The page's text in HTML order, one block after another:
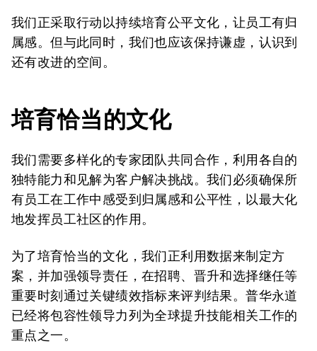
我们正采取行动以持续培育公平文化，让员工有归
属感。但与此同时，我们也应该保持谦虚，认识到
还有改进的空间。
培育恰当的文化
我们需要多样化的专家团队共同合作，利用各自的
独特能力和见解为客户解决挑战。我们必须确保所
有员工在工作中感受到归属感和公平性，以最大化
地发挥员工社区的作用。
为了培育恰当的文化，我们正利用数据来制定方
案，并加强领导责任，在招聘、晋升和选择继任等
重要时刻通过关键绩效指标来评判结果。普华永道
已经将包容性领导力列为全球提升技能相关工作的
重点之一。